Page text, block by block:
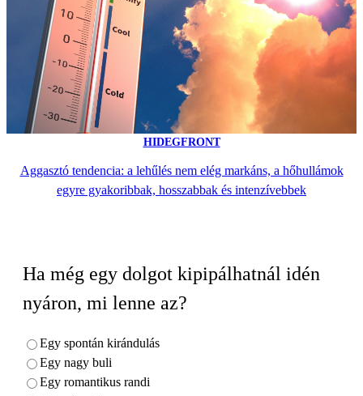
HIDEGFRONT
Aggasztó tendencia: a lehűlés nem elég markáns, a hőhullámok
egyre gyakoribbak, hosszabbak és intenzívebbek
Ha még egy dolgot kipipálhatnál idén
nyáron, mi lenne az?
Egy spontán kirándulás
Egy nagy buli
Egy romantikus randi